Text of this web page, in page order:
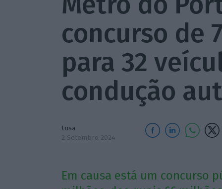
concurso de
para 32
condução
Lusa
2 Setembro 2024
Em causa está um concurso